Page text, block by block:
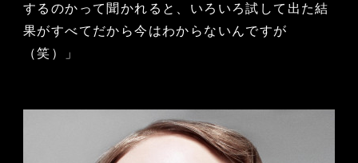
するのかって聞かれると、いろいろ試して出た結
果がすべてだから今はわからないんですが
（笑）」